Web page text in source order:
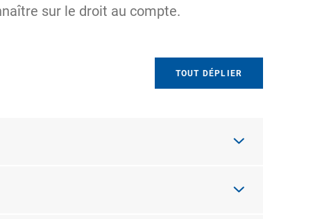
sur le droit au compte.
TOUT DÉPLIER